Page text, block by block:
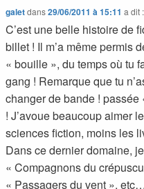
galetdans29/06/2011 à 15:11 a dit :
C’est une belle histoire de
billet ! Il m’a même permis
« bouille », du temps où tu
gang ! Remarque que tu
changer de bande ! passée
! J’avoue beaucoup aimer
sciences fiction, moins les
Dans ce dernier domaine,
« Compagnons du
« Passagers du vent », etc…